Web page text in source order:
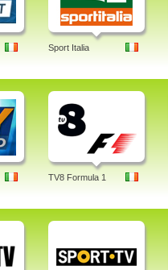
Sport Italia
TV8 Formula 1